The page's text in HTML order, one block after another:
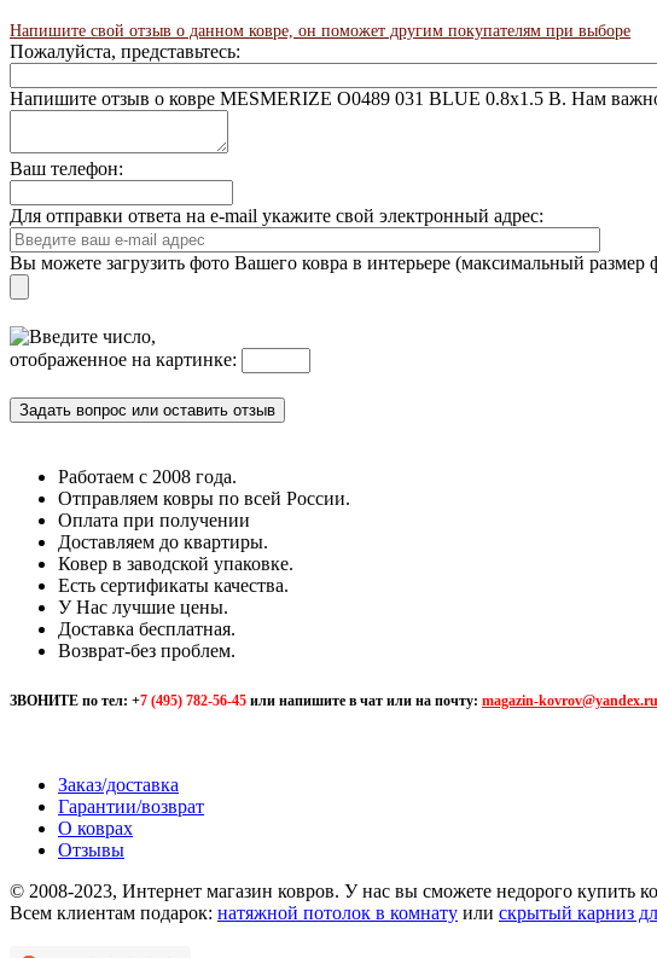
Напишите свой отзыв о данном ковре, он поможет другим покупателям при выборе
Пожалуйста, представьтесь:
Напишите отзыв о ковре MESMERIZE O0489 031 BLUE 0.8x1.5 В. Нам
Ваш телефон:
Для отправки ответа на e-mail укажите свой электронный адрес:
Вы можете загрузить фото Вашего ковра в интерьере (максимальный размер
Введите число,
отображенное на картинке:
Работаем с 2008 года.
Отправляем ковры по всей России.
Оплата при получении
Доставляем до квартиры.
Ковер в заводской упаковке.
Есть сертификаты качества.
У Нас лучшие цены.
Доставка бесплатная.
Возврат-без проблем.
ЗВОНИТЕ по тел: +7 (495) 782-56-45 или напишите в чат или на почту: magazin-kovrov@yandex.ru
Заказ/доставка
Гарантии/возврат
О коврах
Отзывы
© 2008-2023, Интернет магазин ковров. У нас вы сможете недорого купить
Всем клиентам подарок: натяжной потолок в комнату или скрытый карниз